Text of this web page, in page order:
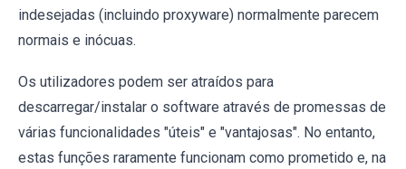
indesejadas (incluindo proxyware) normalmente parecem
normais e inócuas.
Os utilizadores podem ser atraídos para
descarregar/instalar o software através de promessas de
várias funcionalidades "úteis" e "vantajosas". No entanto,
estas funções raramente funcionam como prometido e, na